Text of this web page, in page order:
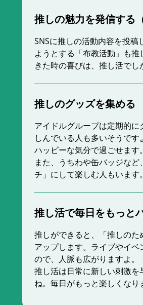
推しの魅力を発信する
SNSに推しの活動内容を投
ようとする「布教活動」も
きた時の喜びは、推し活でし
推しのグッズを集める
アイドルグループは定期的
しんでいる人も多いそうで
ハッピーな気分で過ごせます。
また、うちわや缶バッジな
チ」にして楽しむ人もいます。
推し活で毎日をもっと
推しができると、「推しの
アップします。ライブやイ
ので、人脈も広がりますよ。
推し活は日常に新しい刺激
ね。毎日がもっと楽しくなり